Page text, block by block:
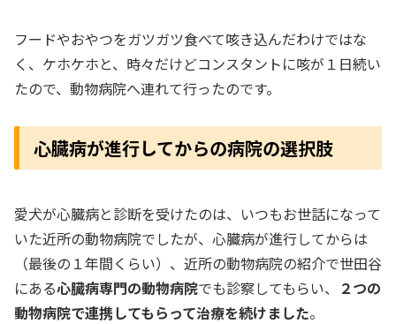
フードやおやつをガツガツ食べて咳き込んだわけではな
く、ケホケホと、時々だけどコンスタントに咳が１日続い
たので、動物病院へ連れて行ったのです。
心臓病が進行してからの病院の選択肢
愛犬が心臓病と診断を受けたのは、いつもお世話になって
いた近所の動物病院でしたが、心臓病が進行してからは
（最後の１年間くらい）、近所の動物病院の紹介で世田谷
にある心臓病専門の動物病院でも診察してもらい、
２つの
動物病院で連携してもらって治療を続けました。